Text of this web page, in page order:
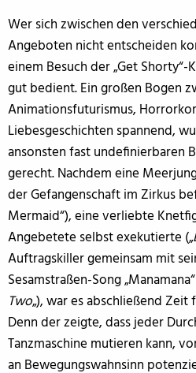
Wer sich zwischen den
Angeboten nicht entscheiden
einem Besuch der „Get
gut bedient. Ein großen Bogen
Animationsfuturismus,
Liebesgeschichten spannend,
ansonsten fast undefinierbaren
gerecht. Nachdem eine
der Gefangenschaft im Zirkus
Mermaid“), eine verliebte
Angebetete selbst exekutierte („
Auftragskiller gemeinsam mit
Sesamstraßen-Song
Two„), war es abschließend Zeit
Denn der zeigte, dass jeder
Tanzmaschine mutieren kann,
an Bewegungswahnsinn